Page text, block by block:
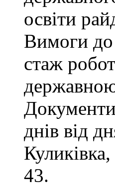
освіти
Вимоги до
стаж
днів від
43.